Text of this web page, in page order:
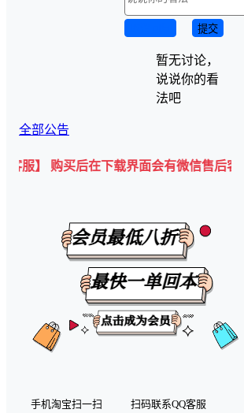
提交
暂无讨论，
说说你的看
法吧
全部公告
后在下载界面会有微信售后客服二维码💡
手机淘宝扫一扫 扫码联系QQ客服